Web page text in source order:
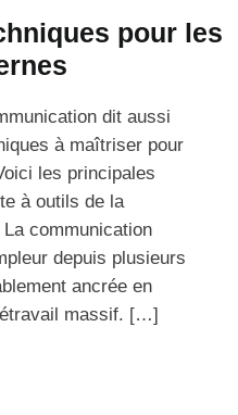
pour les
dit aussi
à maîtriser pour
les principales
à outils de la
communication
depuis plusieurs
ancrée en
massif. […]